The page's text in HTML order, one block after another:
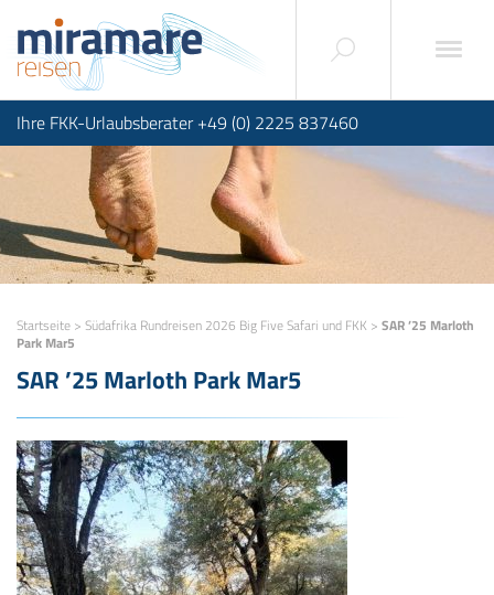
Ihre FKK-Urlaubsberater +49 (0) 2225 837460
Startseite > Südafrika Rundreisen 2026 Big Five Safari und FKK > SAR ’25 Marloth
Park Mar5
SAR ’25 Marloth Park Mar5